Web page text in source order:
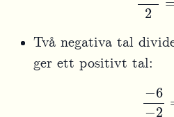
Två negativa tal
ger ett positivt tal:
−6−